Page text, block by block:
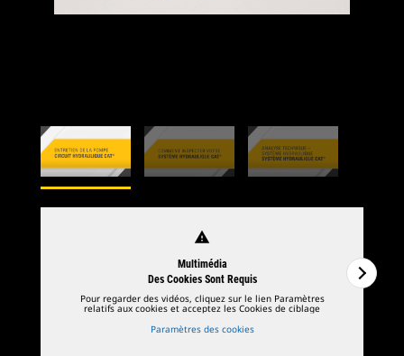
warning
Multimédia
Des Cookies Sont Requis
Pour regarder des vidéos, cliquez sur le lien Paramètres
relatifs aux cookies et acceptez les Cookies de ciblage
Paramètres des cookies